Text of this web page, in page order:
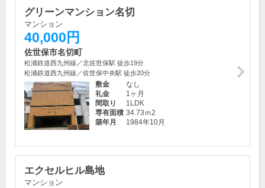
グリーンマンション名切
マンション
40,000円
佐世保市名切町
松浦鉄道西九州線／北佐世保駅 徒歩19分
松浦鉄道西九州線／佐世保中央駅 徒歩20分
敷金
なし
礼金
1ヶ月
間取り
1LDK
専有面積 34.73ｍ2
築年月
1984年10月
エクセルヒル島地
マンション